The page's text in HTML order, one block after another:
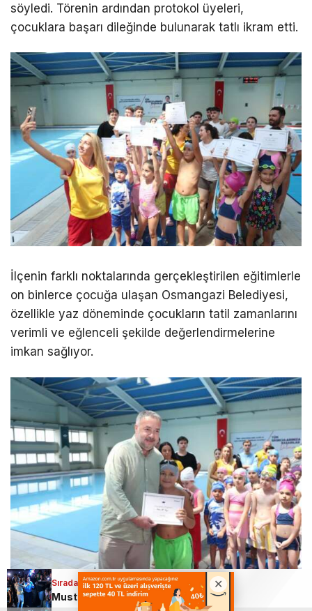
söyledi. Törenin ardından protokol üyeleri,
çocuklara başarı dileğinde bulunarak tatlı ikram etti.
İlçenin farklı noktalarında gerçekleştirilen eğitimlerle
on binlerce çocuğa ulaşan Osmangazi Belediyesi,
özellikle yaz döneminde çocukların tatil zamanlarını
verimli ve eğlenceli şekilde değerlendirmelerine
imkan sağlıyor.
Sıradaki Haber
Mustafa Keser, Bursa’dan rüzgar gibi geçti!